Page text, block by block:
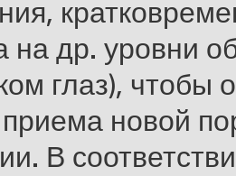
на др. уровни
глаз), чтобы
новой
В